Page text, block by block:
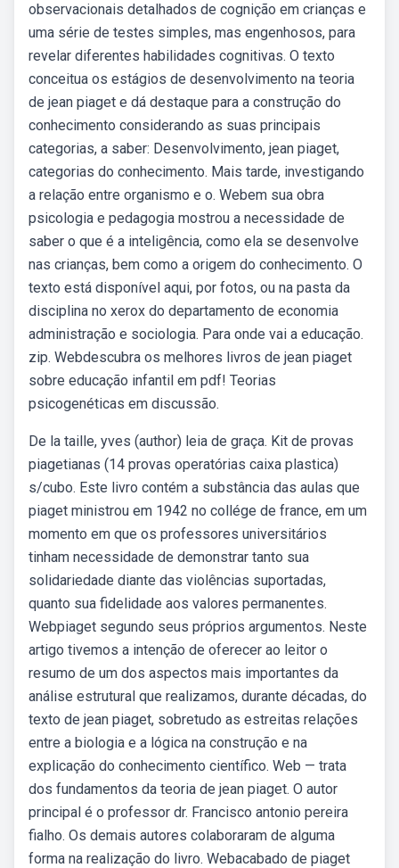
observacionais detalhados de cognição em crianças e
uma série de testes simples, mas engenhosos, para
revelar diferentes habilidades cognitivas. O texto
conceitua os estágios de desenvolvimento na teoria
de jean piaget e dá destaque para a construção do
conhecimento considerando as suas principais
categorias, a saber: Desenvolvimento, jean piaget,
categorias do conhecimento. Mais tarde, investigando
a relação entre organismo e o. Webem sua obra
psicologia e pedagogia mostrou a necessidade de
saber o que é a inteligência, como ela se desenvolve
nas crianças, bem como a origem do conhecimento. O
texto está disponível aqui, por fotos, ou na pasta da
disciplina no xerox do departamento de economia
administração e sociologia. Para onde vai a educação.
zip. Webdescubra os melhores livros de jean piaget
sobre educação infantil em pdf! Teorias
psicogenéticas em discussão.
De la taille, yves (author) leia de graça. Kit de provas
piagetianas (14 provas operatórias caixa plastica)
s/cubo. Este livro contém a substância das aulas que
piaget ministrou em 1942 no collége de france, em um
momento em que os professores universitários
tinham necessidade de demonstrar tanto sua
solidariedade diante das violências suportadas,
quanto sua fidelidade aos valores permanentes.
Webpiaget segundo seus próprios argumentos. Neste
artigo tivemos a intenção de oferecer ao leitor o
resumo de um dos aspectos mais importantes da
análise estrutural que realizamos, durante décadas, do
texto de jean piaget, sobretudo as estreitas relações
entre a biologia e a lógica na construção e na
explicação do conhecimento científico. Web — trata
dos fundamentos da teoria de jean piaget. O autor
principal é o professor dr. Francisco antonio pereira
fialho. Os demais autores colaboraram de alguma
forma na realização do livro. Webacabado de piaget